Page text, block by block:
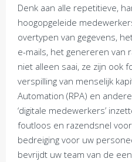
Denk aan alle repetitieve,
hoogopgeleide
overtypen van gegevens,
e-mails, het genereren van
niet alleen saai, ze zijn ook
verspilling van menselijk
Automation (RPA) en
‘digitale medewerkers’
foutloos en razendsnel
bedreiging voor uw
bevrijdt uw team van de